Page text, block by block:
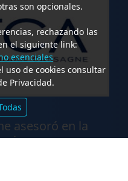
asesoró en la
son opcionales.
rechazando las
el siguiente link:
esenciales
uso de cookies consultar
Privacidad.